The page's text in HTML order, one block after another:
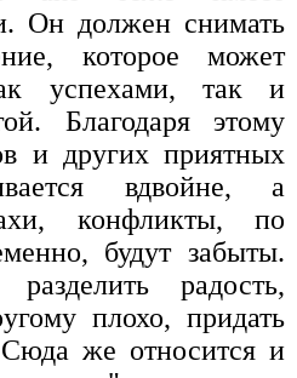
Он должен снимать
которое может
успехами, так и
Благодаря этому
и других приятных
вдвойне, а
конфликты, по
будут забыты.
радость,
плохо, придать
же относится и